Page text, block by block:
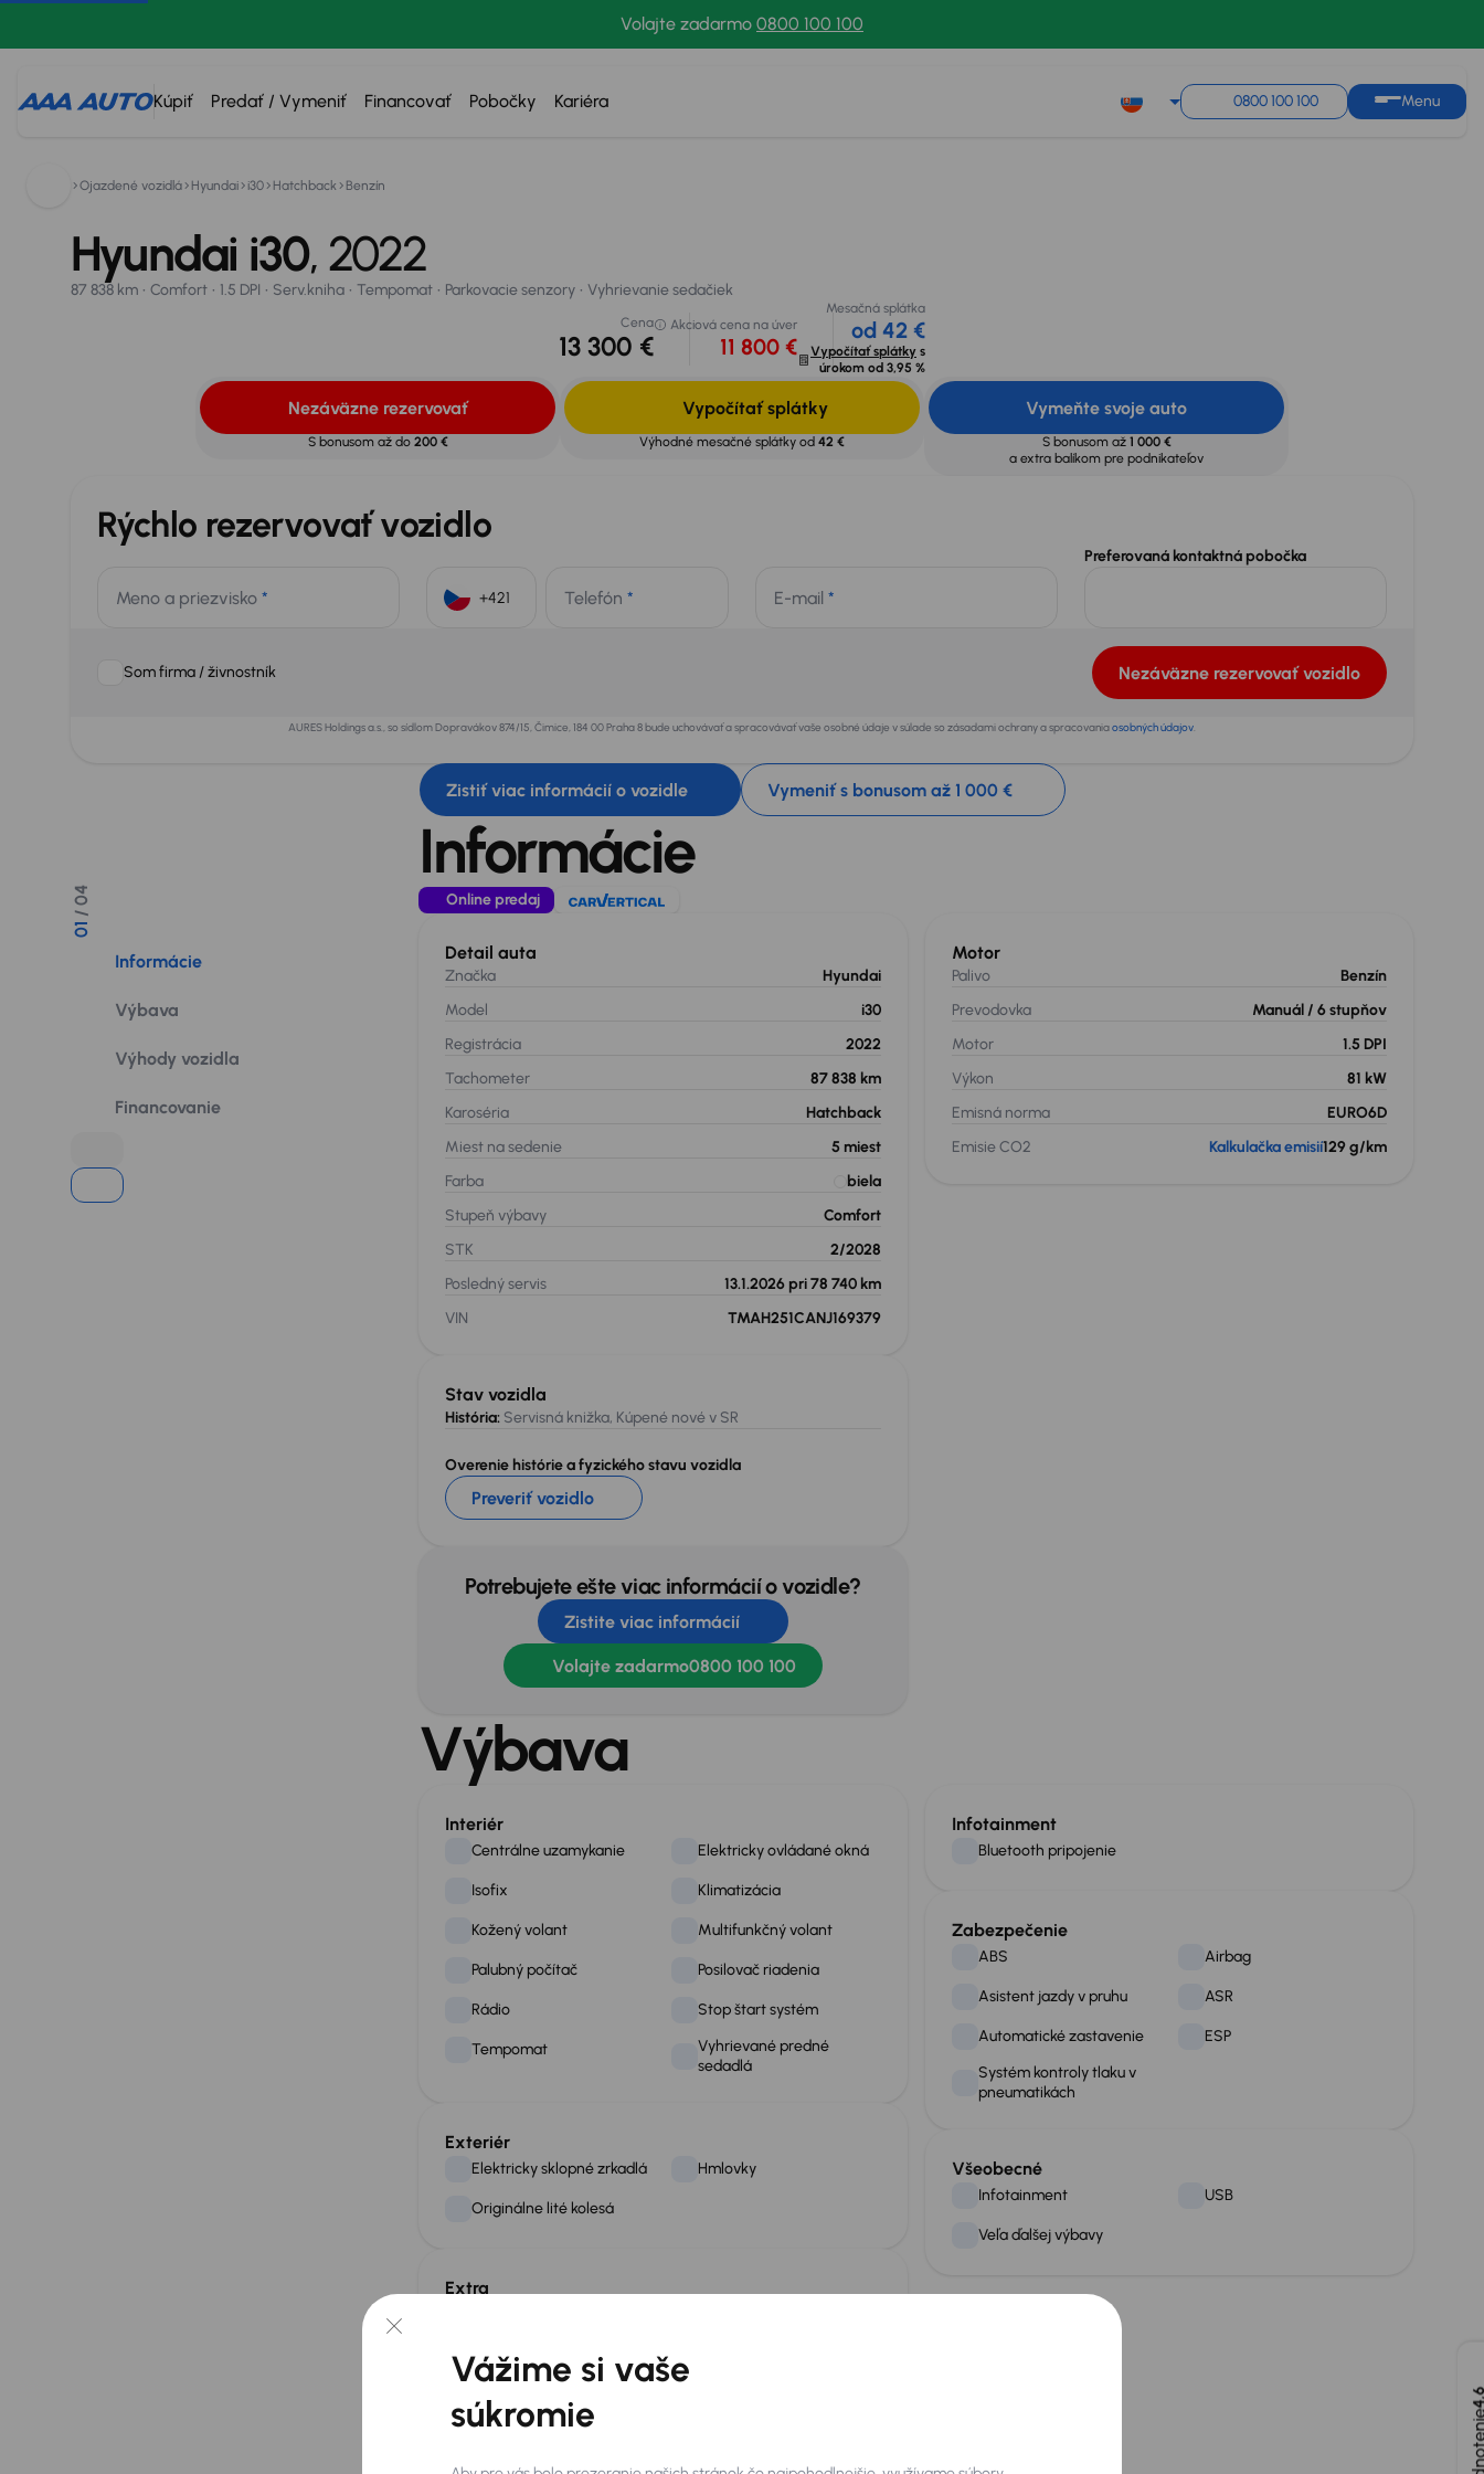
Volajte zadarmo 0800 100 100
Kúpiť Predať / Vymeniť Financovať Pobočky Kariéra 0800 100 100 Menu
Ojazdené vozidlá Hyundai i30 Hatchback Benzín
Hyundai i30, 2022
87 838 km Comfort 1.5 DPI Serv.kniha Tempomat Parkovacie senzory Vyhrievanie sedačiek
Cena
13 300 €
Akciová cena na úver
11 800 €
Mesačná splátka
od 42 €
Vypočítať splátky s
úrokom od 3,95 %
Nezáväzne rezervovať
S bonusom až do 200 €
Vypočítať splátky
Výhodné mesačné splátky od 42 €
Vymeňte svoje auto
S bonusom až 1 000 €
a extra balíkom pre podnikateľov
Rýchlo rezervovať vozidlo
Meno a priezvisko * Telefón * E-mail *
Preferovaná kontaktná pobočka
Som firma / živnostník Nezáväzne rezervovať vozidlo
AURES Holdings a.s., so sídlom Dopravákov 874/15, Čimice, 184 00 Praha 8 bude uchovávať a spracovávať vaše osobné údaje v súlade so zásadami ochrany a spracovaniaosobných údajov.
Zistiť viac informácií o vozidle Vymeniť s bonusom až 1 000 €
87 838 km Comfort 1.5 DPI Serv.kniha Tempomat
01
/ 04
Informácie
Výbava
Výhody vozidla
Financovanie
Informácie
Online predaj
Detail auta
Značka
Hyundai
Model
i30
Registrácia
2022
Tachometer
87 838 km
Karoséria
Hatchback
Miest na sedenie
5 miest
Farba
biela
Stupeň výbavy
Comfort
STK
2/2028
Posledný servis
13.1.2026 pri 78 740 km
VIN
TMAH251CANJ169379
Stav vozidla
História: Servisná knižka, Kúpené nové v SR
Overenie histórie a fyzického stavu vozidla
Preveriť vozidlo
Potrebujete ešte viac informácií o vozidle?
Zistite viac informácií
Volajte zadarmo0800 100 100
Motor
Palivo
Benzín
Prevodovka
Manuál / 6 stupňov
Motor
1.5 DPI
Výkon
81 kW
Emisná norma
EURO6D
Emisie CO2
Kalkulačka emisií129 g/km
Výbava
Interiér
Centrálne uzamykanie Elektricky ovládané okná
Isofix Klimatizácia
Kožený volant Multifunkčný volant
Palubný počítač Posilovač riadenia
Rádio Stop štart systém
Tempomat
Vyhrievané predné
sedadlá
Exteriér
Elektricky sklopné zrkadlá Hmlovky
Originálne lité kolesá
Extra
Potrebujete ešte viac informácií o vozidle?
Zistite viac informácií
Infotainment
Bluetooth pripojenie
Zabezpečenie
ABS Airbag
Asistent jazdy v pruhu ASR
Automatické zastavenie
ESP
Systém kontroly tlaku v
pneumatikách
Všeobecné
Infotainment USB
Veľa ďalšej výbavy
Vážime si vaše
súkromie